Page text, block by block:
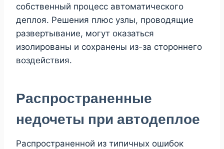
собственный процесс автоматического
деплоя. Решения плюс узлы, проводящие
развертывание, могут оказаться
изолированы и сохранены из-за стороннего
воздействия.
Распространенные
недочеты при автодеплое
Распространенной из типичных ошибок